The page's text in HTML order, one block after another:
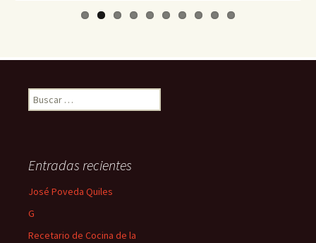
Buscar:
Entradas recientes
José Poveda Quiles
G
Recetario de Cocina de la